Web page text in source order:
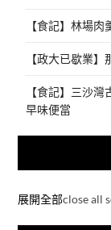
【食記】林場
【政大已歇業
【食記】三沙
早味便當
展開全部close all